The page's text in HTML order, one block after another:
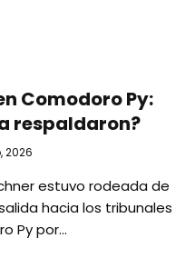
Comodoro Py:
respaldaron?
2026
estuvo rodeada de
hacia los tribunales
Py por…